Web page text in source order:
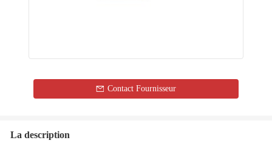
Contact Fournisseur
La description